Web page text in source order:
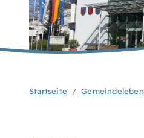
Startseite Gemeindeleben